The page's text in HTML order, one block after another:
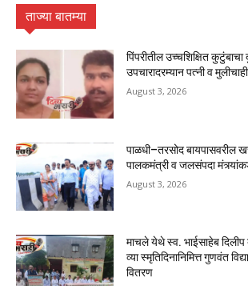
ताज्या बातम्या
पिंपरीतील उच्चशिक्षित कुटुंबाचा
उपचारादरम्यान पत्नी व
August 3, 2026
पाळधी–तरसोद बायपासवरील
पालकमंत्री व जलसंपदा
August 3, 2026
माचले येथे स्व. भाईसाहेब दिलीप
व्या स्मृतिदिनानिमित्त गुणवंत
वितरण